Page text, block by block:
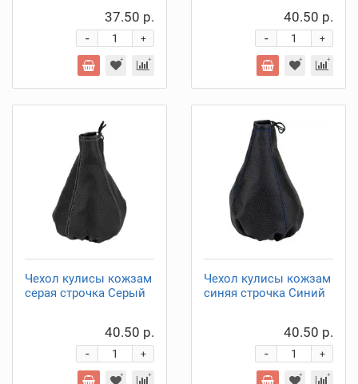
37.50 р.
+
-
40.50 р.
+
-
Чехол кулисы кожзам
серая строчка Серый
40.50 р.
+
-
Чехол кулисы кожзам
синяя строчка Синий
40.50 р.
+
-